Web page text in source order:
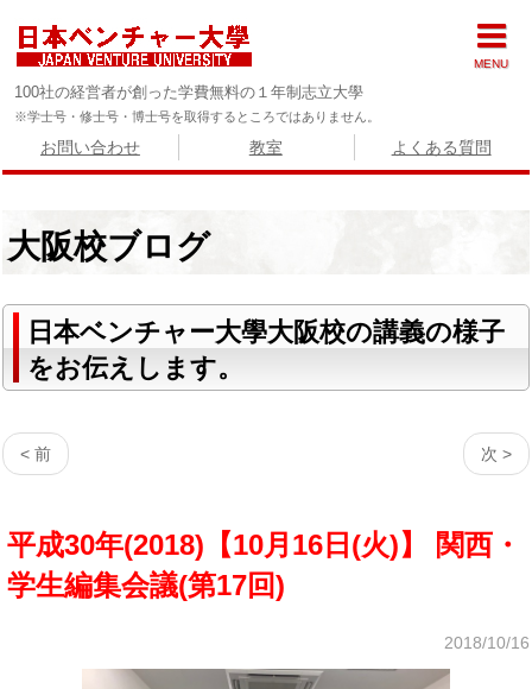
100社の経営者が創った学費無料の１年制志立大學
※学士号・修士号・博士号を取得するところではありません。
お問い合わせ 教室 よくある質問
大阪校ブログ
日本ベンチャー大學大阪校の講義の様子
をお伝えします。
< 前 次 >
平成30年(2018)【10月16日(火)】 関西・
学生編集会議(第17回)
2018/10/16
MENU